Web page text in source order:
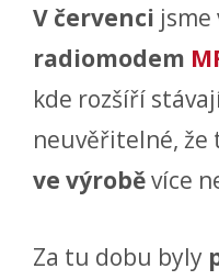
V červenci
radiomodem
kde rozšíří
neuvěřitelné, že
ve výroběvíce
Za tu dobu byly